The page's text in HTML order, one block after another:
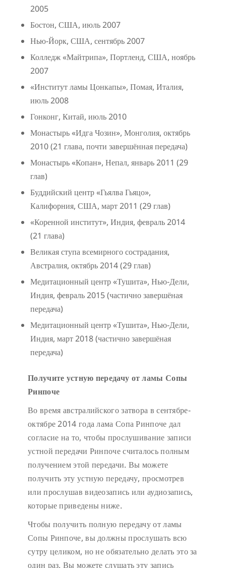
2005
Бостон, США, июль 2007
Нью-Йорк, США, сентябрь 2007
Колледж «Майтрипа», Портленд, США, ноябрь
2007
«Институт ламы Цонкапы», Помая, Италия,
июль 2008
Гонконг, Китай, июль 2010
Монастырь «Идга Чозин», Монголия, октябрь
2010 (21 глава, почти завершённая передача)
Монастырь «Копан», Непал, январь 2011 (29
глав)
Буддийский центр «Гьялва Гьяцо»,
Калифорния, США, март 2011 (29 глав)
«Коренной институт», Индия, февраль 2014
(21 глава)
Великая ступа всемирного сострадания,
Австралия, октябрь 2014 (29 глав)
Медитационный центр «Тушита», Нью-Дели,
Индия, февраль 2015 (частично завершёная
передача)
Медитационный центр «Тушита», Нью-Дели,
Индия, март 2018 (частично завершёная
передача)
Получите устную передачу от ламы Сопы
Ринпоче
Во время австралийского затвора в сентябре-
октябре 2014 года лама Сопа Ринпоче дал
согласие на то, чтобы прослушивание записи
устной передачи Ринпоче считалось полным
получением этой передачи. Вы можете
получить эту устную передачу, просмотрев
или прослушав видеозапись или аудиозапись,
которые приведены ниже.
Чтобы получить полную передачу от ламы
Сопы Ринпоче, вы должны прослушать всю
сутру целиком, но не обязательно делать это за
один раз. Вы можете слушать эту запись